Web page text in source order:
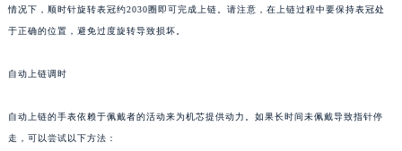
情况下，顺时针旋转表冠约2030圈即可完成上链。请注意，在上链过程中要保持表冠处
于正确的位置，避免过度旋转导致损坏。
自动上链调时
自动上链的手表依赖于佩戴者的活动来为机芯提供动力。如果长时间未佩戴导致指针停
走，可以尝试以下方法：